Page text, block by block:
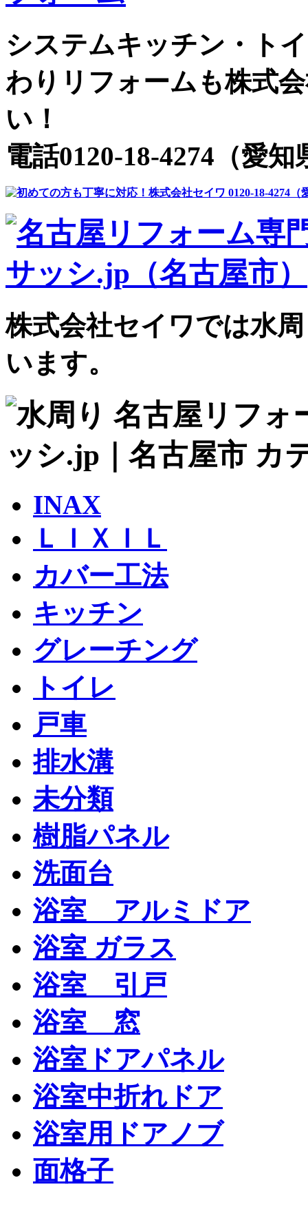
システムキッチン・ト
わりリフォームも株式
い！
電話0120-18-4274（愛
株式会社セイワでは水
います。
INAX
ＬＩＸＩＬ
カバー工法
キッチン
グレーチング
トイレ
戸車
排水溝
未分類
樹脂パネル
洗面台
浴室 アルミドア
浴室 ガラス
浴室 引戸
浴室 窓
浴室ドアパネル
浴室中折れドア
浴室用ドアノブ
面格子